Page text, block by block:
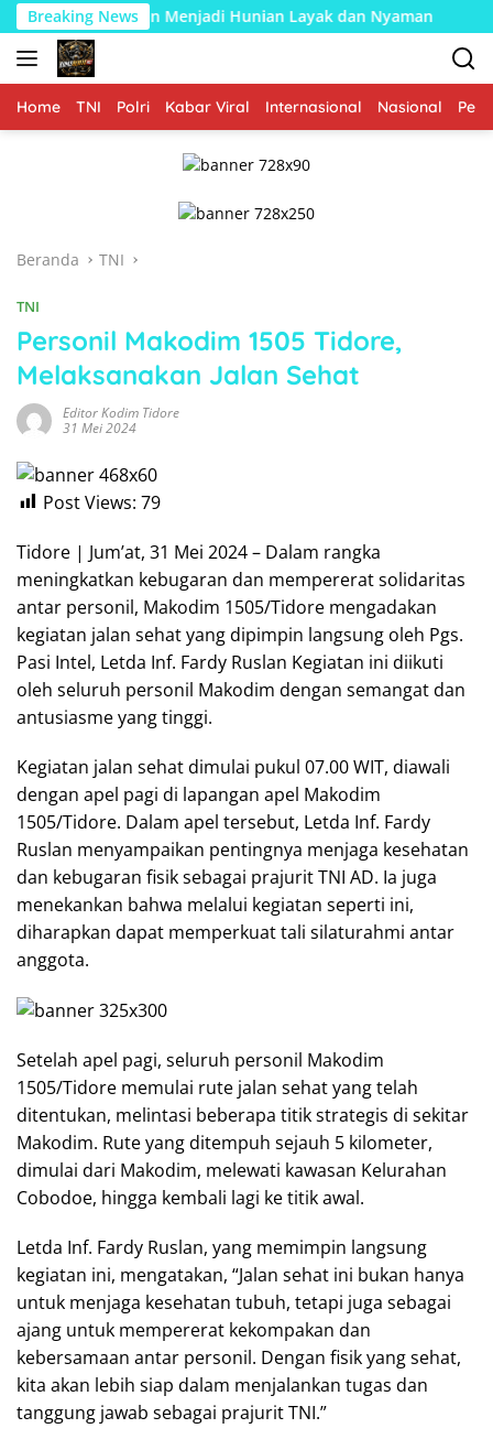
Langsung
ke
konten
Breaking News
Menjadi Hunian Layak dan Nyaman Memasuki
Home TNI Polri Kabar Viral Internasional Nasional
Beranda TNI
TNI
Personil Makodim 1505 Tidore,
Melaksanakan Jalan Sehat
Editor Kodim Tidore
31 Mei 2024
Post Views: 79
Tidore | Jum’at, 31 Mei 2024 – Dalam rangka
meningkatkan kebugaran dan mempererat solidaritas
antar personil, Makodim 1505/Tidore mengadakan
kegiatan jalan sehat yang dipimpin langsung oleh Pgs.
Pasi Intel, Letda Inf. Fardy Ruslan Kegiatan ini diikuti
oleh seluruh personil Makodim dengan semangat dan
antusiasme yang tinggi.
Kegiatan jalan sehat dimulai pukul 07.00 WIT, diawali
dengan apel pagi di lapangan apel Makodim
1505/Tidore. Dalam apel tersebut, Letda Inf. Fardy
Ruslan menyampaikan pentingnya menjaga kesehatan
dan kebugaran fisik sebagai prajurit TNI AD. Ia juga
menekankan bahwa melalui kegiatan seperti ini,
diharapkan dapat memperkuat tali silaturahmi antar
anggota.
Setelah apel pagi, seluruh personil Makodim
1505/Tidore memulai rute jalan sehat yang telah
ditentukan, melintasi beberapa titik strategis di sekitar
Makodim. Rute yang ditempuh sejauh 5 kilometer,
dimulai dari Makodim, melewati kawasan Kelurahan
Cobodoe, hingga kembali lagi ke titik awal.
Letda Inf. Fardy Ruslan, yang memimpin langsung
kegiatan ini, mengatakan, “Jalan sehat ini bukan hanya
untuk menjaga kesehatan tubuh, tetapi juga sebagai
ajang untuk mempererat kekompakan dan
kebersamaan antar personil. Dengan fisik yang sehat,
kita akan lebih siap dalam menjalankan tugas dan
tanggung jawab sebagai prajurit TNI.”